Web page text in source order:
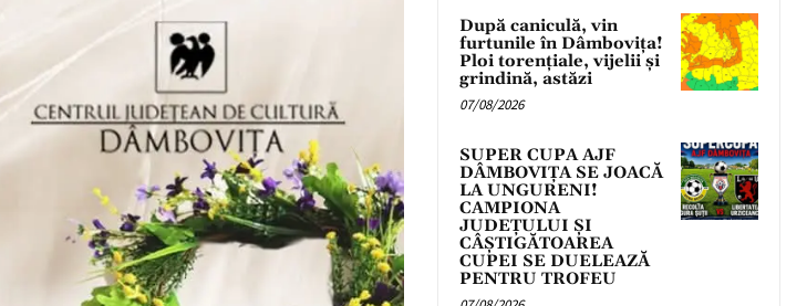
După caniculă, vin
furtunile în Dâmbovița!
Ploi torențiale, vijelii și
grindină, astăzi
07/08/2026
SUPER CUPA AJF
DÂMBOVIȚA SE JOACĂ
LA UNGURENI!
CAMPIONA
JUDEȚULUI ȘI
CÂȘTIGĂTOAREA
CUPEI SE DUELEAZĂ
PENTRU TROFEU